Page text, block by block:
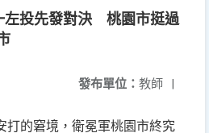
左投先發對決 桃園市挺過
發布單位： 教師 |
打的窘境，衛冕軍桃園市終究